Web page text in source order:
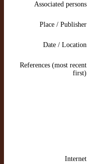
Associated persons
Place / Publisher
Date / Location
References (most recent
first)
Internet